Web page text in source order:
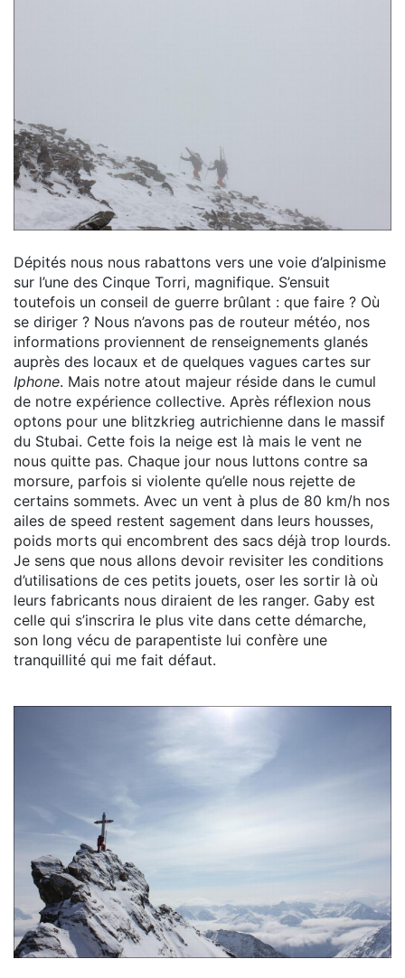
Dépités nous nous rabattons vers une voie d’alpinisme
sur l’une des Cinque Torri, magnifique. S’ensuit
toutefois un conseil de guerre brûlant : que faire ? Où
se diriger ? Nous n’avons pas de routeur météo, nos
informations proviennent de renseignements glanés
auprès des locaux et de quelques vagues cartes sur
Iphone. Mais notre atout majeur réside dans le cumul
de notre expérience collective. Après réflexion nous
optons pour une blitzkrieg autrichienne dans le massif
du Stubai. Cette fois la neige est là mais le vent ne
nous quitte pas. Chaque jour nous luttons contre sa
morsure, parfois si violente qu’elle nous rejette de
certains sommets. Avec un vent à plus de 80 km/h nos
ailes de speed restent sagement dans leurs housses,
poids morts qui encombrent des sacs déjà trop lourds.
Je sens que nous allons devoir revisiter les conditions
d’utilisations de ces petits jouets, oser les sortir là où
leurs fabricants nous diraient de les ranger. Gaby est
celle qui s’inscrira le plus vite dans cette démarche,
son long vécu de parapentiste lui confère une
tranquillité qui me fait défaut.